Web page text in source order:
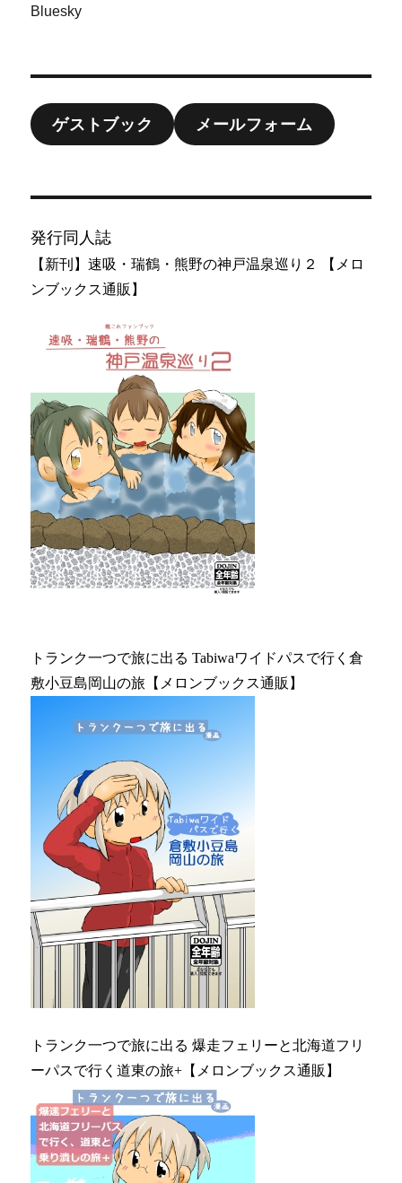
Bluesky
ゲストブック メールフォーム
発行同人誌
【新刊】速吸・瑞鶴・熊野の神戸温泉巡り２ 【メロ
ンブックス通販】
トランク一つで旅に出る Tabiwaワイドパスで行く倉
敷小豆島岡山の旅【メロンブックス通販】
トランク一つで旅に出る 爆走フェリーと北海道フリ
ーパスで行く道東の旅+【メロンブックス通販】